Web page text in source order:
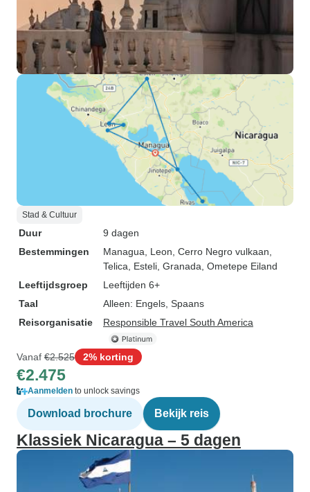
Stad & Cultuur
Duur
9 dagen
Bestemmingen
Managua , Leon , Cerro Negro vulkaan
Telica , Esteli , Granada , Ometepe Eiland
Leeftijdsgroep
Leeftijden 6+
Taal
Alleen: Engels, Spaans
Reisorganisatie
Responsible Travel South America
Vanaf €2.525 2% korting
€2.475
Aanmelden to unlock savings
Download brochure Bekijk reis
Klassiek Nicaragua – 5 dagen